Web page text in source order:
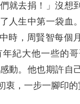
就去捐！」沒想
人生中第一袋血
時，周賢智每個
紀大他一些的
動。他也期許自
，一步一腳印的